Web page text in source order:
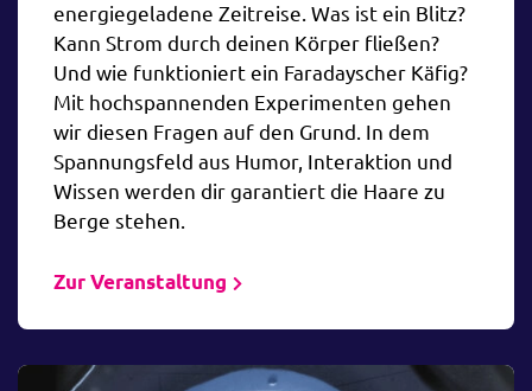
energiegeladene Zeitreise. Was ist ein Blitz?
Kann Strom durch deinen Körper fließen?
Und wie funktioniert ein Faradayscher Käfig?
Mit hochspannenden Experimenten gehen
wir diesen Fragen auf den Grund. In dem
Spannungsfeld aus Humor, Interaktion und
Wissen werden dir garantiert die Haare zu
Berge stehen.
Zur Veranstaltung